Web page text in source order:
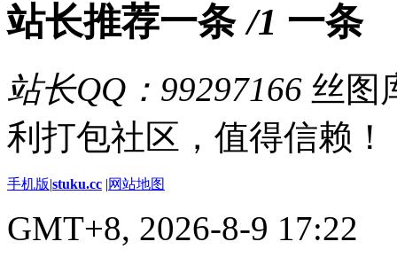
站长推荐 /1
站长QQ：99297166 丝图
利打包社区，值得信赖！
手机版|stuku.cc |网站地图
GMT+8, 2026-8-9 17:22